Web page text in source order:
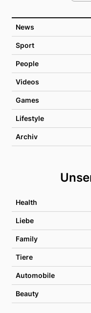
News
Sport
People
Videos
Games
Lifestyle
Archiv
Health
Liebe
Family
Tiere
Automobile
Beauty